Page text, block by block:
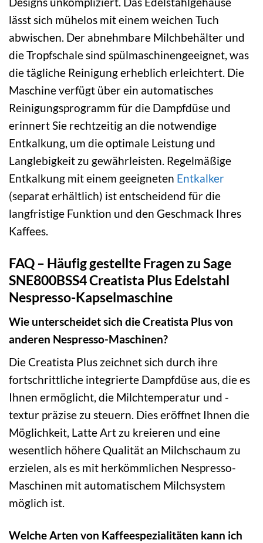
lässt sich mühelos mit einem weichen Tuch
abwischen. Der abnehmbare Milchbehälter und
die Tropfschale sind spülmaschinengeeignet, was
die tägliche Reinigung erheblich erleichtert. Die
Maschine verfügt über ein automatisches
Reinigungsprogramm für die Dampfdüse und
erinnert Sie rechtzeitig an die notwendige
Entkalkung, um die optimale Leistung und
Langlebigkeit zu gewährleisten. Regelmäßige
Entkalkung mit einem geeigneten Entkalker
(separat erhältlich) ist entscheidend für die
langfristige Funktion und den Geschmack Ihres
Kaffees.
FAQ – Häufig gestellte Fragen zu Sage
SNE800BSS4 Creatista Plus Edelstahl
Nespresso-Kapselmaschine
Wie unterscheidet sich die Creatista Plus von
anderen Nespresso-Maschinen?
Die Creatista Plus zeichnet sich durch ihre
fortschrittliche integrierte Dampfdüse aus, die es
Ihnen ermöglicht, die Milchtemperatur und -
textur präzise zu steuern. Dies eröffnet Ihnen die
Möglichkeit, Latte Art zu kreieren und eine
wesentlich höhere Qualität an Milchschaum zu
erzielen, als es mit herkömmlichen Nespresso-
Maschinen mit automatischem Milchsystem
möglich ist.
Welche Arten von Kaffeespezialitäten kann ich